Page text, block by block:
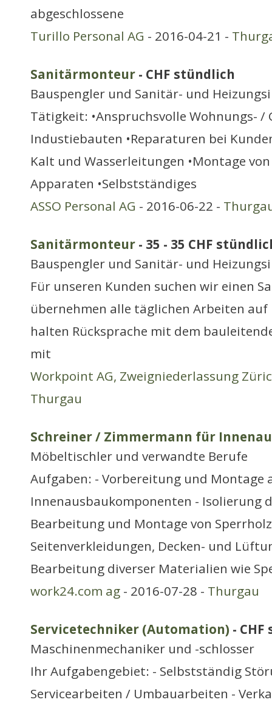
abgeschlossene
Turillo Personal AG - 2016-04-21 -
Sanitärmonteur - CHF stündlich
Bauspengler und Sanitär- und
Tätigkeit: •Anspruchsvolle Wohnungs- /
Industiebauten •Reparaturen bei
Kalt und Wasserleitungen •Montage
Apparaten •Selbstständiges
ASSO Personal AG - 2016-06-22 -
Sanitärmonteur - 35 - 35 CHF
Bauspengler und Sanitär- und
Für unseren Kunden suchen wir einen
übernehmen alle täglichen Arbeiten
halten Rücksprache mit dem
mit
Workpoint AG, Zweigniederlassung
Thurgau
Schreiner / Zimmermann für
Möbeltischler und verwandte Berufe
Aufgaben: - Vorbereitung und Montage
Innenausbaukomponenten - Isolierung
Bearbeitung und Montage von
Seitenverkleidungen, Decken- und
Bearbeitung diverser Materialien wie
work24.com ag - 2016-07-28 - Thurgau
Servicetechniker (Automation) -
Maschinenmechaniker und -schlosser
Ihr Aufgabengebiet: - Selbstständig
Servicearbeiten / Umbauarbeiten -